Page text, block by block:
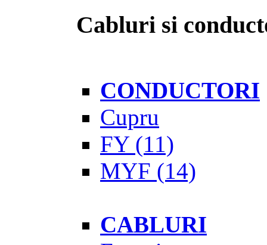
Cabluri si
CONDUCTORI
Cupru
FY(11)
MYF (14)
CABLURI